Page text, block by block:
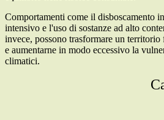
Comportamenti come il disboscamento
intensivo e l'uso di sostanze ad alto
invece, possono trasformare un
e aumentarne in modo eccessivo la
climatici.